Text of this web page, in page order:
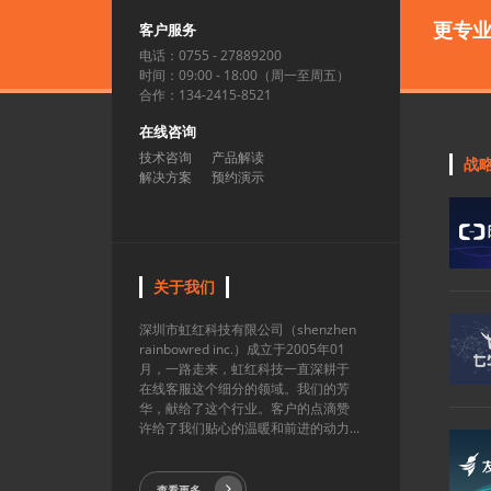
更专
客户服务
电话：0755 - 27889200
时间：09:00 - 18:00（周一至周五）
合作：134-2415-8521
在线咨询
技术咨询
产品解读
解决方案
预约演示
关于我们
深圳市虹红科技有限公司（shenzhen
rainbowred inc.）成立于2005年01
月，一路走来，虹红科技一直深耕于
在线客服这个细分的领域。我们的芳
华，献给了这个行业。客户的点滴赞
许给了我们贴心的温暖和前进的动力...
战